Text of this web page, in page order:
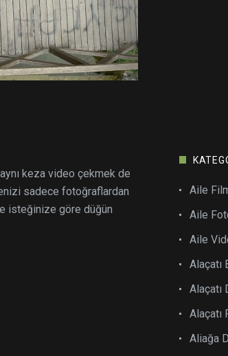
keza video çekmek de
sadece fotoğraflardan
isteğinize göre düğün
Aile
Aile
Aile
Alaçatı
Alaçatı
Alaçatı
Aliağa